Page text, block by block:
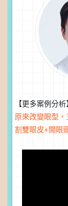
【更多案例分析
原來改變眼型
割雙眼皮+開眼